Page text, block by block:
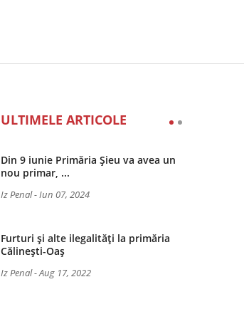
ULTIMELE ARTICOLE
Din 9 iunie Primăria Șieu va avea un
nou primar, ...
Iz Penal-Iun 07, 2024
Furturi și alte ilegalități la primăria
Călinești-Oaș
Iz Penal-Aug 17, 2022